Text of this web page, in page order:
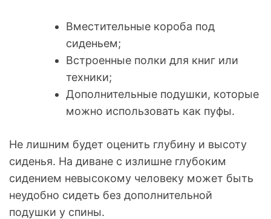
Вместительные короба под
сиденьем;
Встроенные полки для книг или
техники;
Дополнительные подушки, которые
можно использовать как пуфы.
Не лишним будет оценить глубину и высоту
сиденья. На диване с излишне глубоким
сидением невысокому человеку может быть
неудобно сидеть без дополнительной
подушки у спины.